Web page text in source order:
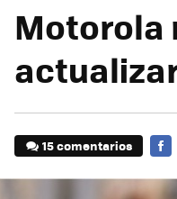
Motorola
15 comentarios